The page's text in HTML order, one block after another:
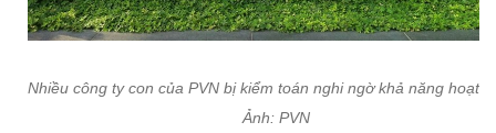
Nhiều công ty con của PVN bị kiểm toán nghi ngờ khả năng hoạt
Ảnh: PVN